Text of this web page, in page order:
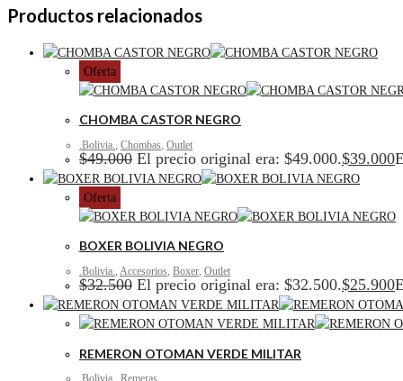
Productos relacionados
Oferta
CHOMBA CASTOR NEGRO
.Bolivia. Chombas Outlet
$49.000 El precio original era: $49.000.$39.000
Oferta
BOXER BOLIVIA NEGRO
.Bolivia., Accesorios, Boxer, Outlet
$32.500 El precio original era: $32.500.$25.900
REMERON OTOMAN VERDE MILITAR